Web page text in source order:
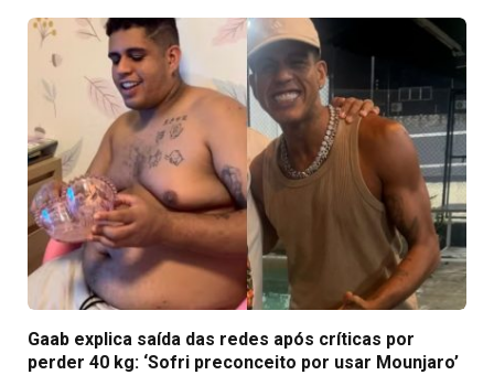
Gaab explica saída das redes após críticas por
perder 40 kg: ‘Sofri preconceito por usar Mounjaro’